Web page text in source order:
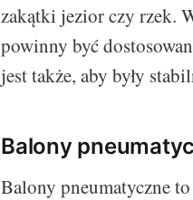
zakątki jezior czy rzek.
powinny być
jest także, aby były
Balony
Balony pneumatyczne